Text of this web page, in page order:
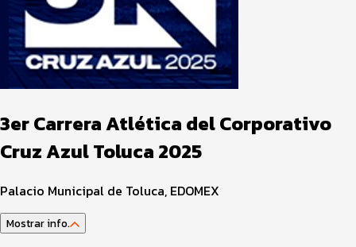
3er Carrera Atlética del Corporativo
Cruz Azul Toluca 2025
Palacio Municipal de Toluca, EDOMEX
Mostrar info.